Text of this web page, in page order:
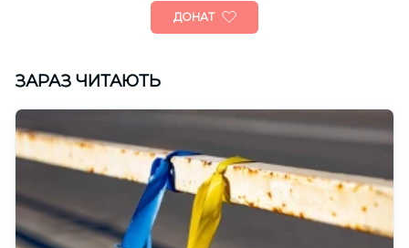
ДОНАТ
ЗАРАЗ ЧИТАЮТЬ